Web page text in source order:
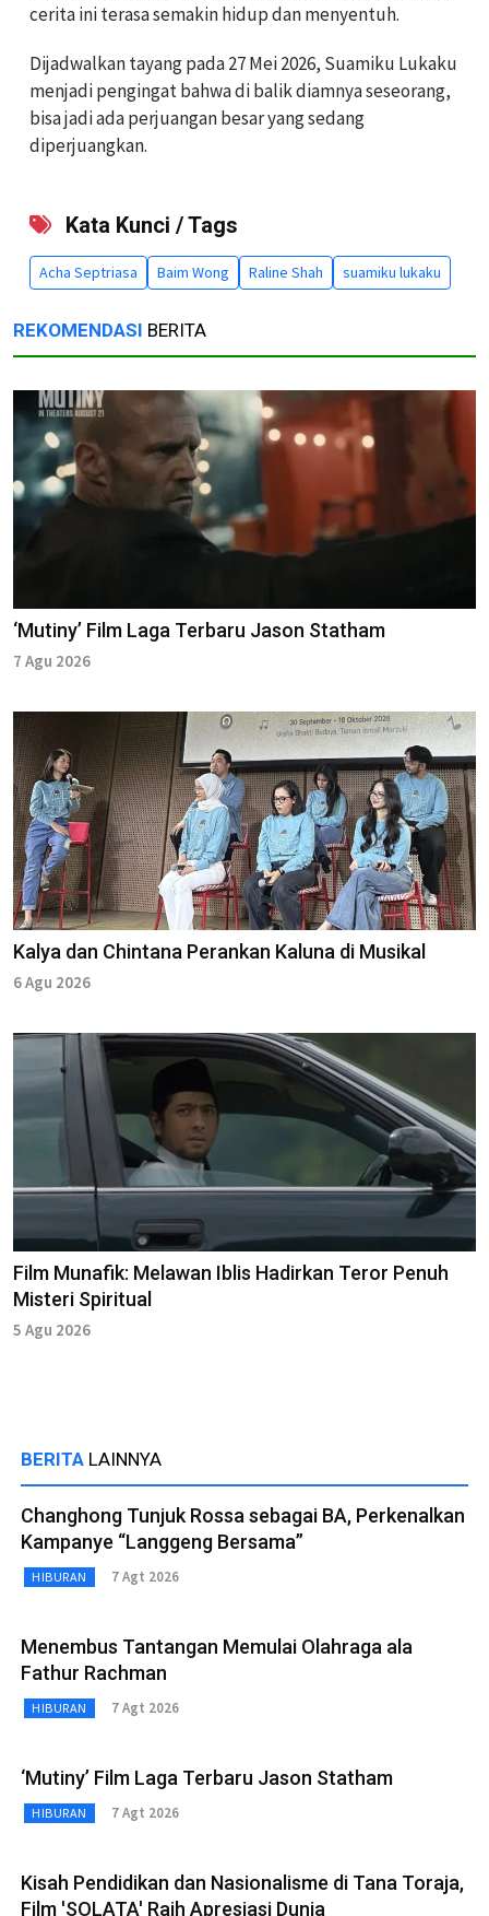
cerita ini terasa semakin hidup dan menyentuh.
Dijadwalkan tayang pada 27 Mei 2026, Suamiku Lukaku
menjadi pengingat bahwa di balik diamnya seseorang,
bisa jadi ada perjuangan besar yang sedang
diperjuangkan.
Kata Kunci / Tags
Acha Septriasa Baim Wong Raline Shah suamiku lukaku
REKOMENDASI BERITA
‘Mutiny’ Film Laga Terbaru Jason Statham
7 Agu 2026
Kalya dan Chintana Perankan Kaluna di Musikal
6 Agu 2026
Film Munafik: Melawan Iblis Hadirkan Teror Penuh
Misteri Spiritual
5 Agu 2026
BERITA LAINNYA
Changhong Tunjuk Rossa sebagai BA, Perkenalkan
Kampanye “Langgeng Bersama”
HIBURAN 7 Agt 2026
Menembus Tantangan Memulai Olahraga ala
Fathur Rachman
HIBURAN 7 Agt 2026
‘Mutiny’ Film Laga Terbaru Jason Statham
HIBURAN 7 Agt 2026
Kisah Pendidikan dan Nasionalisme di Tana Toraja,
Film 'SOLATA' Raih Apresiasi Dunia